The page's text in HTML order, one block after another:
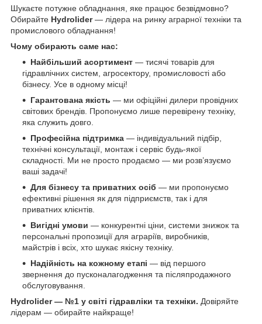
Шукаєте потужне обладнання, яке працює безвідмовно?
Обирайте Hydrolider— лідера на ринку аграрної техніки та
промислового обладнання!
Чому обирають саме нас:
Найбільший асортимент — тисячі товарів для
гідравлічних систем, агросектору, промисловості або
бізнесу. Усе в одному місці!
Гарантована якість — ми офіційні дилери провідних
світових брендів. Пропонуємо лише перевірену техніку,
яка служить довго.
Професійна підтримка — індивідуальний підбір,
технічні консультації, монтаж і сервіс будь-якої
складності. Ми не просто продаємо — ми розв’язуємо
ваші задачі!
Для бізнесу та приватних осіб — ми пропонуємо
ефективні рішення як для підприємств, так і для
приватних клієнтів.
Вигідні умови — конкурентні ціни, системи знижок та
персональні пропозиції для аграріїв, виробників,
майстрів і всіх, хто шукає якісну техніку.
Надійність на кожному етапі — від першого
звернення до пусконалагодження та післяпродажного
обслуговування.
Hydrolider — №1 у світі гідравліки та техніки. Довіряйте
лідерам — обирайте найкраще!